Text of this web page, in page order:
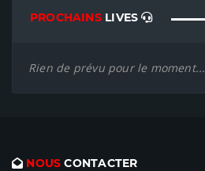
PROCHAINSLIVES
Rien de prévu pour le moment...
NOUS CONTACTER